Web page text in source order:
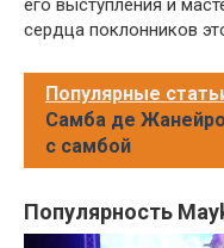
его выступления и
сердца поклонников
Популярные
Самба де
с самбой
Популярность